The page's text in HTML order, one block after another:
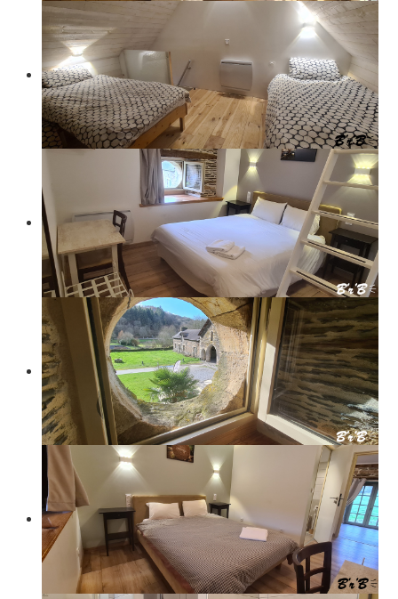
Access
Surroundings
Activities
Water ride
Contact